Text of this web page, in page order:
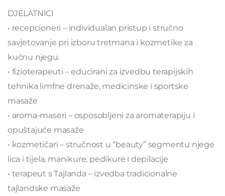
DJELATNICI
• recepcioneri – individualan pristup i stručno
savjetovanje pri izboru tretmana i kozmetike za
kućnu njegu.
• fizioterapeuti – educirani za izvedbu terapijskih
tehnika limfne drenaže, medicinske i sportske
masaže
• aroma-maseri – osposobljeni za aromaterapiju i
opuštajuće masaže
• kozmetičari – stručnost u “beauty” segmentu njege
lica i tijela, manikure, pedikure i depilacije
• terapeut s Tajlanda – izvedba tradicionalne
tajlandske masaže